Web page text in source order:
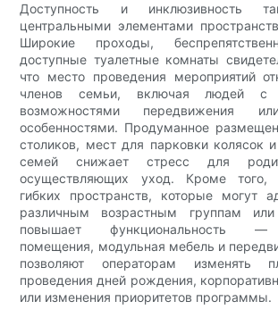
Доступность и инклюзивность
центральными элементами
Широкие проходы,
доступные туалетные комнаты
что место проведения мероприятий
членов семьи, включая людей с
возможностями передвижения
особенностями. Продуманное
столиков, мест для парковки колясок
семей снижает стресс для
осуществляющих уход. Кроме того,
гибких пространств, которые могут
различным возрастным группам или
повышает функциональность —
помещения, модульная мебель и
позволяют операторам изменять
проведения дней рождения,
или изменения приоритетов программы.